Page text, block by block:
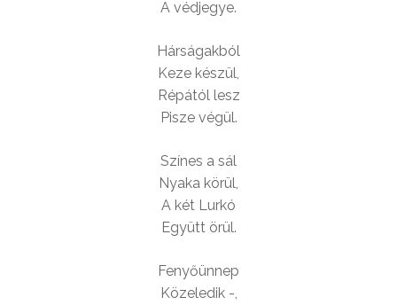
A védjegye.
Hárságakból
Keze készül,
Répától lesz
Pisze végül.
Színes a sál
Nyaka körül,
A két Lurkó
Együtt örül.
Fenyőünnep
Közeledik -,